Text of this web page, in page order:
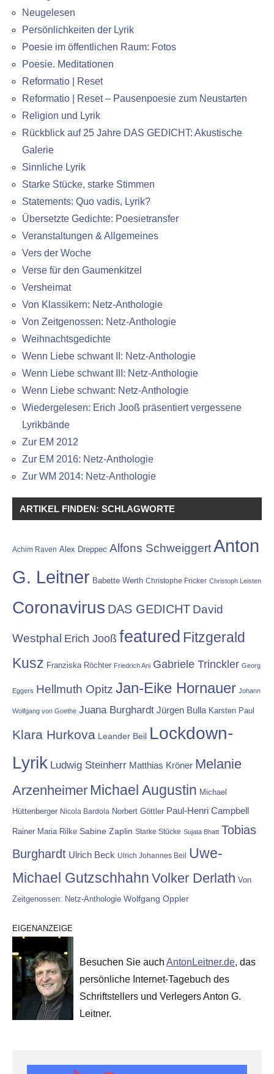
Neugelesen
Persönlichkeiten der Lyrik
Poesie im öffentlichen Raum: Fotos
Poesie. Meditationen
Reformatio | Reset
Reformatio | Reset – Pausenpoesie zum Neustarten
Religion und Lyrik
Rückblick auf 25 Jahre DAS GEDICHT: Akustische
Galerie
Sinnliche Lyrik
Starke Stücke, starke Stimmen
Statements: Quo vadis, Lyrik?
Übersetzte Gedichte: Poesietransfer
Veranstaltungen & Allgemeines
Vers der Woche
Verse für den Gaumenkitzel
Versheimat
Von Klassikern: Netz-Anthologie
Von Zeitgenossen: Netz-Anthologie
Weihnachtsgedichte
Wenn Liebe schwant II: Netz-Anthologie
Wenn Liebe schwant III: Netz-Anthologie
Wenn Liebe schwant: Netz-Anthologie
Wiedergelesen: Erich Jooß präsentiert vergessene
Lyrikbände
Zur EM 2012
Zur EM 2016: Netz-Anthologie
Zur WM 2014: Netz-Anthologie
ARTIKEL FINDEN: SCHLAGWORTE
Achim Raven Alex Dreppec Alfons SchweiggertAnton
G. Leitner Babette Werth Christophe Fricker Christoph Leisten
Coronavirus DAS GEDICHT David
Westphal Erich Jooß featured Fitzgerald
Kusz Franziska Röchter Friedrich Ani Gabriele Trinckler Georg
Eggers Hellmuth Opitz Jan-Eike Hornauer Johann
Wolfgang von Goethe Juana Burghardt Jürgen Bulla Karsten Paul
Klara Hurkova Leander Beil Lockdown-
Lyrik Ludwig Steinherr Matthias Kröner Melanie
Arzenheimer Michael Augustin Michael
Hüttenberger Nicola Bardola Norbert Göttler Paul-Henri Campbell
Rainer Maria Rilke Sabine Zaplin Starke Stücke Sujata Bhatt Tobias
Burghardt Ulrich Beck Ulrich Johannes Beil Uwe-
Michael Gutzschhahn Volker Derlath Von
Zeitgenossen: Netz-Anthologie Wolfgang Oppler
EIGENANZEIGE
Besuchen Sie auch AntonLeitner.de, das
persönliche Internet-Tagebuch des
Schriftstellers und Verlegers Anton G.
Leitner.